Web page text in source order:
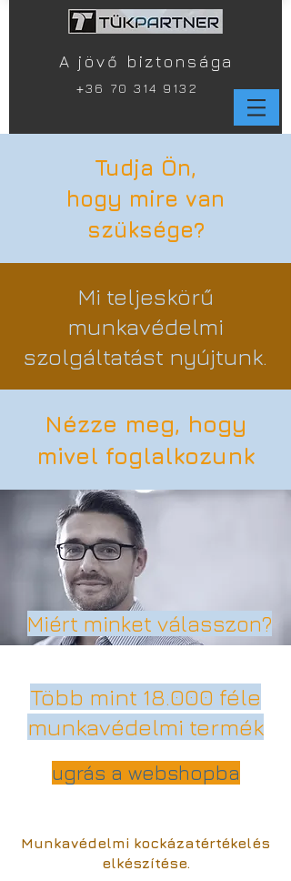
A jövő biztonsága
+36 70 314 9132
Tudja Ön,
hogy mire van
szüksége?
Mi teljeskörű
munkavédelmi
szolgáltatást nyújtunk.
Nézze meg, hogy
mivel foglalkozunk
Miért minket válasszon?
Több mint 18.000 féle
munkavédelmi termék
ugrás a webshopba
Munkavédelmi kockázatértékelés
elkészítése.